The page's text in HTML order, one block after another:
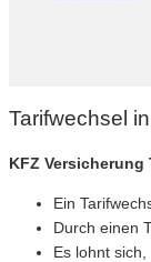
Tarifwechsel
KFZ
Ein
Durch einen
Es lohnt